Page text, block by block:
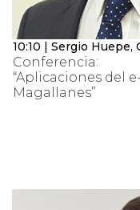
10:10 | Sergio Huepe,
Conferencia:
“Aplicaciones del
Magallanes”